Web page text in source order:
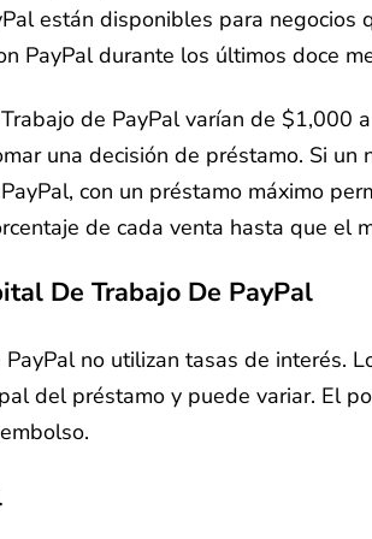
están disponibles para
PayPal durante los últimos doce
de PayPal varían de
una decisión de préstamo. Si
con un préstamo máximo
de cada venta hasta que
De Trabajo De PayPal
no utilizan tasas de interés.
del préstamo y puede variar. El